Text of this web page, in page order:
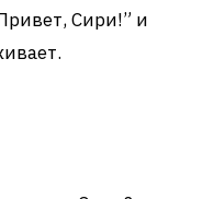
Сири!” и